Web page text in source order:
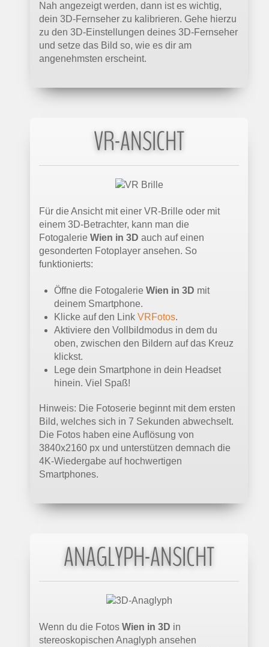
Nah angezeigt werden, dann ist es wichtig,
dein 3D-Fernseher zu kalibrieren. Gehe hierzu
zu den 3D-Einstellungen deines 3D-Fernseher
und setze das Bild so, wie es dir am
angenehmsten erscheint.
VR-ANSICHT
Für die Ansicht mit einer VR-Brille oder mit
einem 3D-Betrachter, kann man die
Fotogalerie Wien in 3D auch auf einen
gesonderten Fotoplayer ansehen. So
funktionierts:
Öffne die Fotogalerie Wien in 3D mit
deinem Smartphone.
Klicke auf den Link VRFotos.
Aktiviere den Vollbildmodus in dem du
oben, zwischen den Bildern auf das Kreuz
klickst.
Lege dein Smartphone in dein Headset
hinein. Viel Spaß!
Hinweis: Die Fotoserie beginnt mit dem ersten
Bild, welches sich in 7 Sekunden abwechselt.
Die Fotos haben eine Auflösung von
3840x2160 px und unterstützen demnach die
4K-Wiedergabe auf hochwertigen
Smartphones.
ANAGLYPH-ANSICHT
Wenn du die Fotos Wien in 3D in
stereoskopischen Anaglyph ansehen